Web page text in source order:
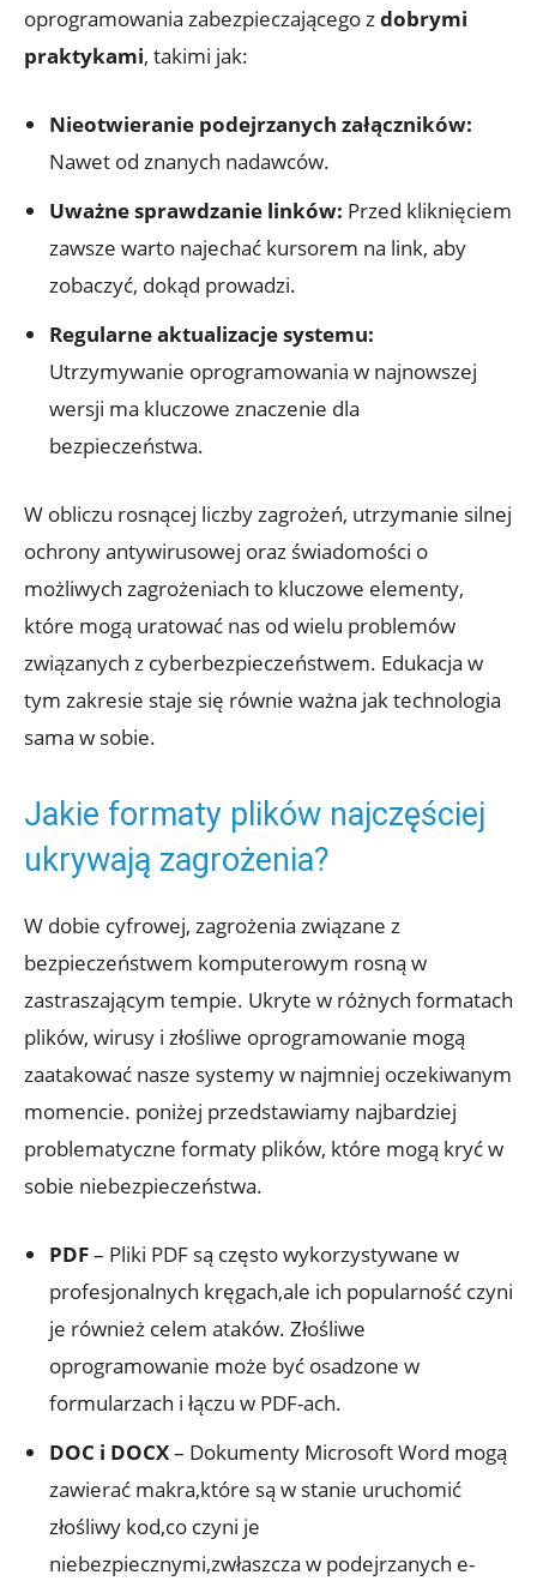
oprogramowania zabezpieczającego zdobrymi
praktykami, takimi jak:
Nieotwieranie podejrzanych załączników:
Nawet od znanych nadawców.
Uważne sprawdzanie linków: Przed kliknięciem
zawsze warto najechać kursorem na link, aby
zobaczyć, dokąd prowadzi.
Regularne aktualizacje systemu:
Utrzymywanie oprogramowania w najnowszej
wersji ma kluczowe znaczenie dla
bezpieczeństwa.
W obliczu rosnącej liczby zagrożeń, utrzymanie silnej
ochrony antywirusowej oraz świadomości o
możliwych zagrożeniach to kluczowe elementy,
które mogą uratować nas od wielu problemów
związanych z cyberbezpieczeństwem. Edukacja w
tym zakresie staje się równie ważna jak technologia
sama w sobie.
Jakie formaty plików najczęściej
ukrywają zagrożenia?
W dobie cyfrowej, zagrożenia związane z
bezpieczeństwem komputerowym rosną w
zastraszającym tempie. Ukryte w różnych formatach
plików, wirusy i złośliwe oprogramowanie mogą
zaatakować nasze systemy w najmniej oczekiwanym
momencie. poniżej przedstawiamy najbardziej
problematyczne formaty plików, które mogą kryć w
sobie niebezpieczeństwa.
PDF– Pliki PDF są często wykorzystywane w
profesjonalnych kręgach,ale ich popularność czyni
je również celem ataków. Złośliwe
oprogramowanie może być osadzone w
formularzach i łączu w PDF-ach.
DOC i DOCX– Dokumenty Microsoft Word mogą
zawierać makra,które są w stanie uruchomić
złośliwy kod,co czyni je
niebezpiecznymi,zwłaszcza w podejrzanych e-